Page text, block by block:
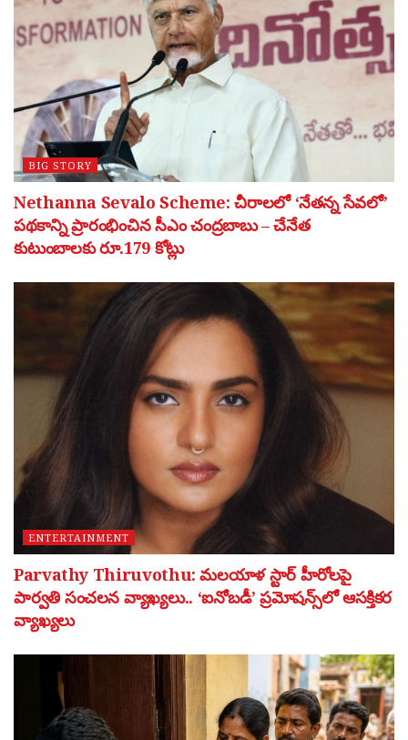
BIG STORY
Nethanna Sevalo Scheme: చీరాలలో ‘నేతన్న సేవలో’
పథకాన్ని ప్రారంభించిన సీఎం చంద్రబాబు – చేనేత
కుటుంబాలకు రూ.179 కోట్లు
ENTERTAINMENT
Parvathy Thiruvothu: మలయాళ స్టార్ హీరోలపై
పార్వతి సంచలన వ్యాఖ్యలు.. ‘ఐనోబడీ’ ప్రమోషన్స్‌లో ఆసక్తికర
వ్యాఖ్యలు